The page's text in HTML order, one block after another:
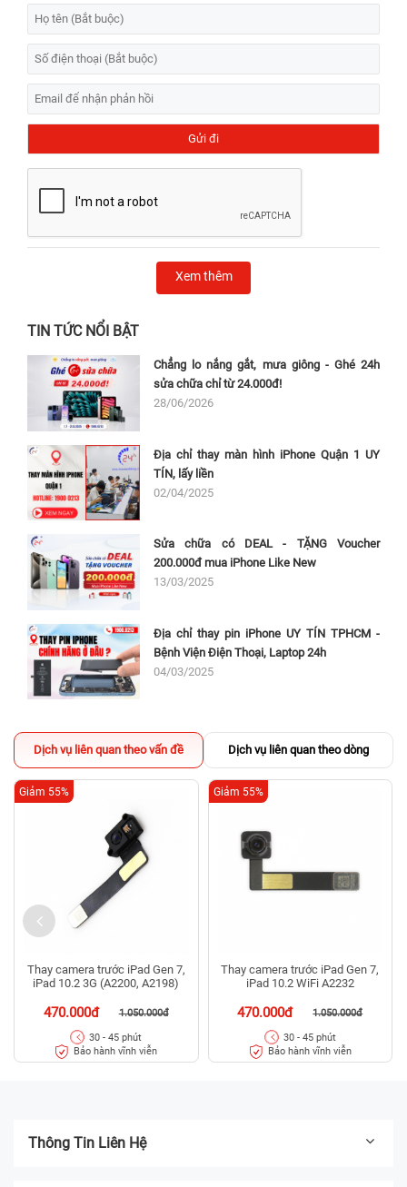
Xem thêm
TIN TỨC NỔI BẬT
Chẳng lo nắng gắt, mưa giông - Ghé 24h
sửa chữa chỉ từ 24.000đ!
28/06/2026
Địa chỉ thay màn hình iPhone Quận 1 UY
TÍN, lấy liền
02/04/2025
Sửa chữa có DEAL - TẶNG Voucher
200.000đ mua iPhone Like New
13/03/2025
Địa chỉ thay pin iPhone UY TÍN TPHCM -
Bệnh Viện Điện Thoại, Laptop 24h
04/03/2025
Dịch vụ liên quan theo vấn đề Dịch vụ liên quan theo dòng
Thay camera trước iPad Gen 7,
iPad 10.2 3G (A2200, A2198)
470.000đ 1.050.000đ
Giảm 55%
30 - 45 phút
Bảo hành vĩnh viễn
Thay camera trước iPad Gen 7,
iPad 10.2 WiFi A2232
470.000đ 1.050.000đ
Giảm 55%
30 - 45 phút
Bảo hành vĩnh viễn
Thông Tin Liên Hệ